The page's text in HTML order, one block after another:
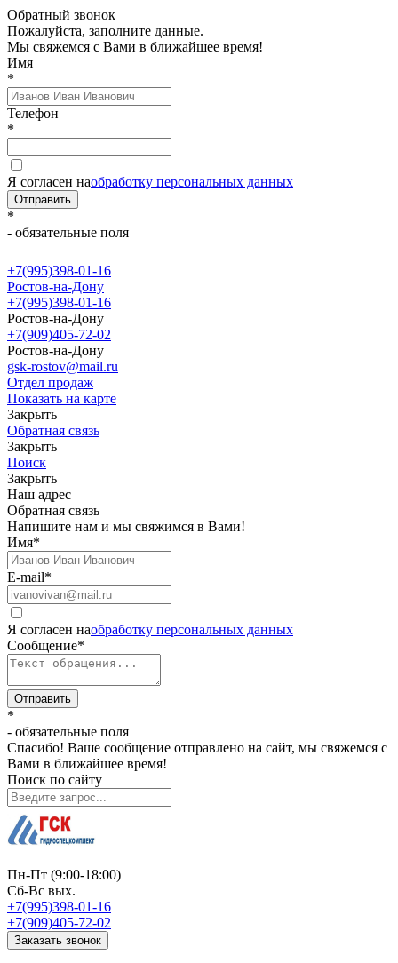
Обратный звонок
Пожалуйста, заполните данные.
Мы свяжемся с Вами в ближайшее время!
Имя
*
Телефон
*
Я согласен наобработку персональных данных
Отправить
*
- обязательные поля
+7(995)398-01-16
Ростов-на-Дону
+7(995)398-01-16
Ростов-на-Дону
+7(909)405-72-02
Ростов-на-Дону
gsk-rostov@mail.ru
Отдел продаж
Показать на карте
Закрыть
Обратная связь
Закрыть
Поиск
Закрыть
Наш адрес
Обратная связь
Напишите нам и мы свяжимся в Вами!
Имя*
E-mail*
Я согласен наобработку персональных данных
Сообщение*
Отправить
*
- обязательные поля
Спасибо! Ваше сообщение отправлено на сайт, мы свяжемся с
Вами в ближайшее время!
Поиск по сайту
Пн-Пт (9:00-18:00)
Сб-Вс вых.
+7(995)398-01-16
+7(909)405-72-02
Заказать звонок